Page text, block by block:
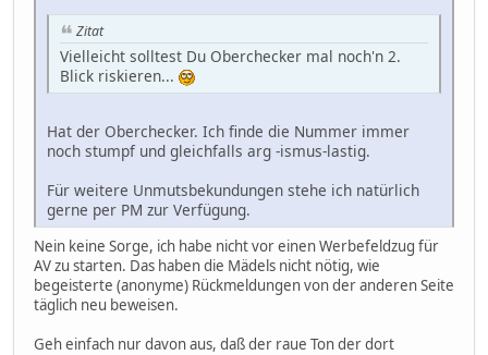
Zitat
Vielleicht solltest Du Oberchecker mal noch'n 2.
Blick riskieren...
Hat der Oberchecker. Ich finde die Nummer immer
noch stumpf und gleichfalls arg -ismus-lastig.
Für weitere Unmutsbekundungen stehe ich natürlich
gerne per PM zur Verfügung.
Nein keine Sorge, ich habe nicht vor einen Werbefeldzug für
AV zu starten. Das haben die Mädels nicht nötig, wie
begeisterte (anonyme) Rückmeldungen von der anderen Seite
täglich neu beweisen.
Geh einfach nur davon aus, daß der raue Ton der dort